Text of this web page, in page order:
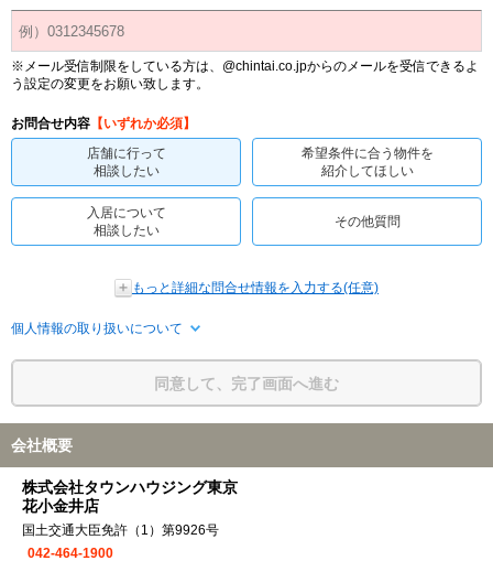
※メール受信制限をしている方は、@chintai.co.jpからのメールを受信できるよ
う設定の変更をお願い致します。
お問合せ内容 【いずれか必須】
店舗に行って
相談したい
希望条件に合う物件を
紹介してほしい
入居について
相談したい
その他質問
もっと詳細な問合せ情報を入力する(任意)
個人情報の取り扱いについて
同意して、完了画面へ進む
会社概要
株式会社タウンハウジング東京
花小金井店
国土交通大臣免許（1）第9926号
042-464-1900